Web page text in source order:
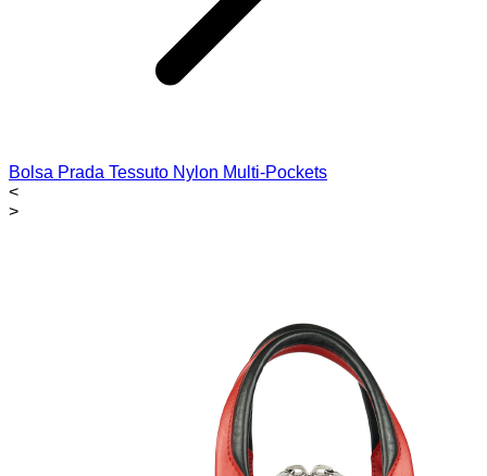
Bolsa Prada Tessuto Nylon Multi-Pockets
<
>